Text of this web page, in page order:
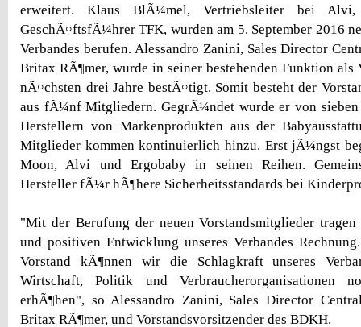
erweitert. Klaus BlÃ¼mel, Vertriebsleiter bei
GeschÃ¤ftsfÃ¼hrer TFK, wurden am 5. September 2016
Verbandes berufen. Alessandro Zanini, Sales Director
Britax RÃ¶mer, wurde in seiner bestehenden Funktion
nÃ¤chsten drei Jahre bestÃ¤tigt. Somit besteht der
aus fÃ¼nf Mitgliedern. GegrÃ¼ndet wurde er von sieben
Herstellern von Markenprodukten aus der
Mitglieder kommen kontinuierlich hinzu. Erst jÃ¼ngst
Moon, Alvi und Ergobaby in seinen Reihen.
Hersteller fÃ¼r hÃ¶here Sicherheitsstandards bei
"Mit der Berufung der neuen Vorstandsmitglieder
und positiven Entwicklung unseres Verbandes
Vorstand kÃ¶nnen wir die Schlagkraft unseres
Wirtschaft, Politik und Verbraucherorganisationen
erhÃ¶hen", so Alessandro Zanini, Sales Director
Britax RÃ¶mer, und Vorstandsvorsitzender des BDKH.